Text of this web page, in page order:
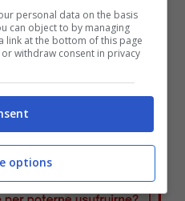
il beneficio e
il tutto
personal data on the basis
can object to by managing
link at the bottom of this page
withdraw consent in privacy
options